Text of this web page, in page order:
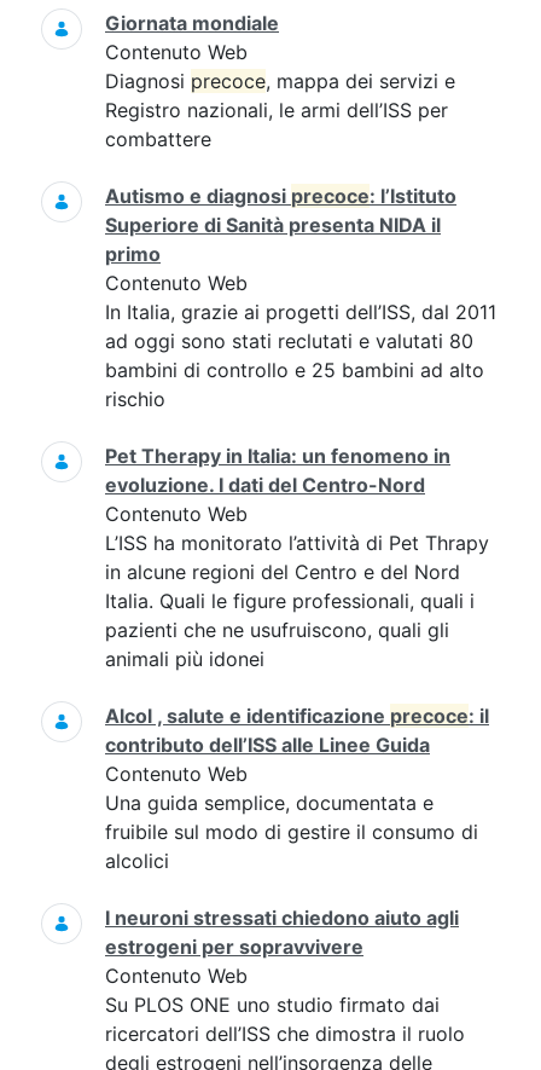
Giornata mondiale
Contenuto Web
Diagnosi precoce, mappa dei servizi e
Registro nazionali, le armi dell’ISS per
combattere
Autismo e diagnosi precoce: l’Istituto
Superiore di Sanità presenta NIDA il
primo
Contenuto Web
In Italia, grazie ai progetti dell’ISS, dal 2011
ad oggi sono stati reclutati e valutati 80
bambini di controllo e 25 bambini ad alto
rischio
Pet Therapy in Italia: un fenomeno in
evoluzione. I dati del Centro-Nord
Contenuto Web
L’ISS ha monitorato l’attività di Pet Thrapy
in alcune regioni del Centro e del Nord
Italia. Quali le figure professionali, quali i
pazienti che ne usufruiscono, quali gli
animali più idonei
Alcol , salute e identificazione precoce: il
contributo dell’ISS alle Linee Guida
Contenuto Web
Una guida semplice, documentata e
fruibile sul modo di gestire il consumo di
alcolici
I neuroni stressati chiedono aiuto agli
estrogeni per sopravvivere
Contenuto Web
Su PLOS ONE uno studio firmato dai
ricercatori dell’ISS che dimostra il ruolo
degli estrogeni nell’insorgenza delle